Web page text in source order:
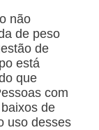
não
de peso
de
está
que
com
de
uso desses